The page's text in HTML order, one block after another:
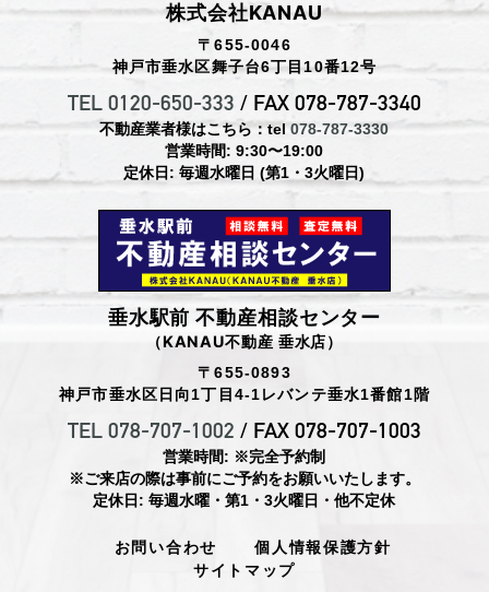
株式会社KANAU
〒655-0046
神戸市垂水区舞子台6丁目10番12号
TEL 0120-650-333 / FAX 078-787-3340
不動産業者様はこちら：tel078-787-3330
営業時間: 9:30〜19:00
定休日: 毎週水曜日 (第1・3火曜日)
垂水駅前 不動産相談センター
（KANAU不動産 垂水店）
〒655-0893
神戸市垂水区日向1丁目4-1レバンテ垂水1番館1階
TEL 078-707-1002 / FAX 078-707-1003
営業時間: ※完全予約制
※ご来店の際は事前にご予約をお願いいたします。
定休日: 毎週水曜・第1・3火曜日・他不定休
お問い合わせ
個人情報保護方針
サイトマップ